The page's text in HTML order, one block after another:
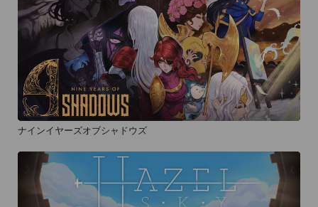
ナインイヤーズオブシャドウズ